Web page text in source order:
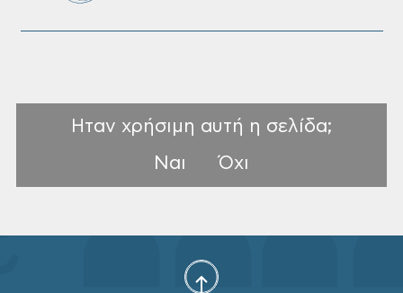
Ηταν χρήσιμη αυτή η σελίδα;
Ναι
Όχι